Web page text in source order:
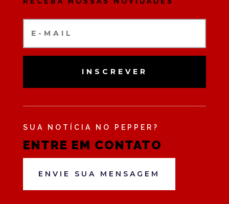
INSCREVER
SUA NOTÍCIA NO PEPPER?
ENTRE EM CONTATO
ENVIE SUA MENSAGEM